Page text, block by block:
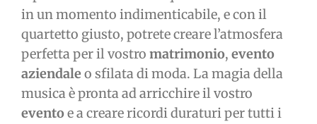
in un momento indimenticabile, e con il
quartetto giusto, potrete creare l’atmosfera
perfetta per il vostro matrimonio, evento
aziendale o sfilata di moda. La magia della
musica è pronta ad arricchire il vostro
eventoe a creare ricordi duraturi per tutti i